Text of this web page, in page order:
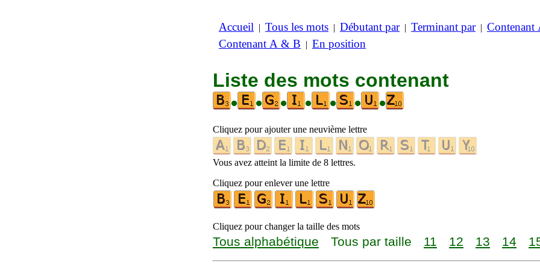
Accueil | Tous les mots | Débutant par| Terminant par| Contenant
Contenant A & B | En position
Liste des mots contenant
•
• • • • • •
Cliquez pour ajouter une neuvième lettre
Vous avez atteint la limite de 8 lettres.
Cliquez pour enlever une lettre
Cliquez pour changer la taille des mots
Tous alphabétique Tous par taille 11 12 13 14